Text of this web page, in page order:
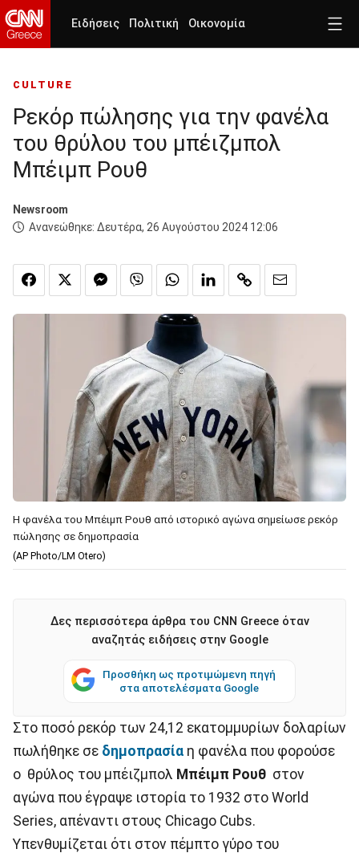
Ειδήσεις Πολιτική Οικονομία
CULTURE
Ρεκόρ πώλησης για την φανέλα
του θρύλου του μπέιζμπολ
Μπέιμπ Ρουθ
Newsroom
Ανανεώθηκε: Δευτέρα, 26 Αυγούστου 2024 12:06
H φανέλα του Μπέιμπ Ρουθ από ιστορικό αγώνα σημείωσε ρεκόρ
πώλησης σε δημοπρασία
(AP Photo/LM Otero)
Δες περισσότερα άρθρα του CNN Greece όταν
αναζητάς ειδήσεις στην Google
Προσθήκη ως προτιμώμενη πηγή
στα αποτελέσματα Google
Στο ποσό ρεκόρ των 24,12 εκατομμυρίων δολαρίων
πωλήθηκε σε δημοπρασία η φανέλα που φορούσε
ο θρύλος του μπέιζμπολ Μπέιμπ Ρουθ στον
αγώνα που έγραψε ιστορία το 1932 στο World
Series, απέναντι στους Chicago Cubs.
Υπενθυμίζεται ότι στον πέμπτο γύρο του